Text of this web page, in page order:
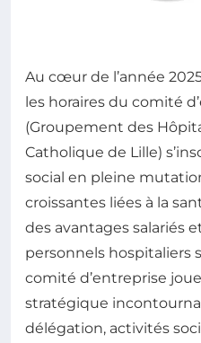
Au cœur de l’année
les horaires du comité
(Groupement des
Catholique de Lille)
social en pleine
croissantes liées à la
des avantages salariés
personnels hospitaliers
comité d’entreprise
stratégique
délégation, activités